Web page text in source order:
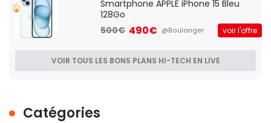
Smartphone APPLE iPhone 15 Bleu
128Go
500€ 490€ @Boulanger voir l'offre
VOIR TOUS LES BONS PLANS HI-TECH EN LIVE
Catégories